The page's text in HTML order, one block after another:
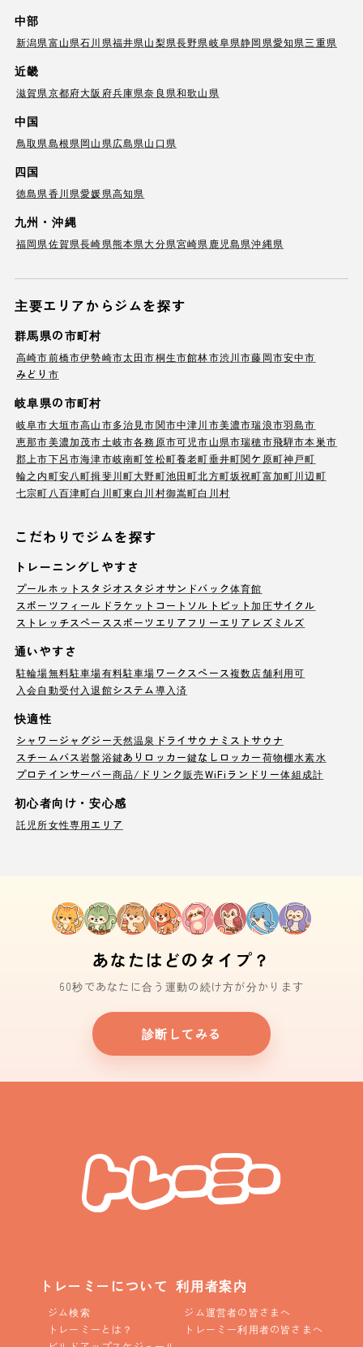
中部
新潟県富山県石川県福井県山梨県長野県岐阜県静岡県愛知県三重県
近畿
滋賀県京都府大阪府兵庫県奈良県和歌山県
中国
鳥取県島根県岡山県広島県山口県
四国
徳島県香川県愛媛県高知県
九州・沖縄
福岡県佐賀県長崎県熊本県大分県宮崎県 鹿児島県沖縄県
主要エリアからジムを探す
群馬県の市町村
高崎市前橋市伊勢崎市太田市桐生市館林市渋川市藤岡市安中市
みどり市
岐阜県の市町村
岐阜市大垣市高山市多治見市関市中津川市美濃市瑞浪市羽島市
恵那市美濃加茂市土岐市各務原市可児市山県市瑞穂市飛騨市本巣市
郡上市下呂市海津市岐南町笠松町養老町垂井町関ケ原町神戸町
輪之内町安八町揖斐川町大野町池田町北方町坂祝町富加町川辺町
七宗町 八百津町白川町東白川村御嵩町白川村
こだわりでジムを探す
トレーニングしやすさ
プールホットスタジオ スタジオサンドバック体育館
スポーツフィールド ラケットコート ソルトピット加圧サイクル
ストレッチスペース スポーツエリア フリーエリア レズミルズ
通いやすさ
駐輪場無料駐車場有料駐車場ワークスペース複数店舗利用可
入会自動受付 入退館システム導入済
快適性
シャワージャグジー天然温泉 ドライサウナ ミストサウナ
スチームバス岩盤浴鍵ありロッカー鍵なしロッカー荷物棚水素水
プロテインサーバー商品/ドリンク販売WiFi ランドリー体組成計
初心者向け・安心感
託児所女性専用エリア
あなたはどのタイプ？
60秒であなたに合う運動の続け方が分かります
診断してみる
トレーミーについて
ジム検索
トレーミーとは？
利用者案内
ジム運営者の皆さまへ
トレーミー利用者の皆さまへ